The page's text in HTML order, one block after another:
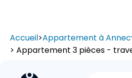
Accueil>Appartement à
> Appartement 3 pièces -